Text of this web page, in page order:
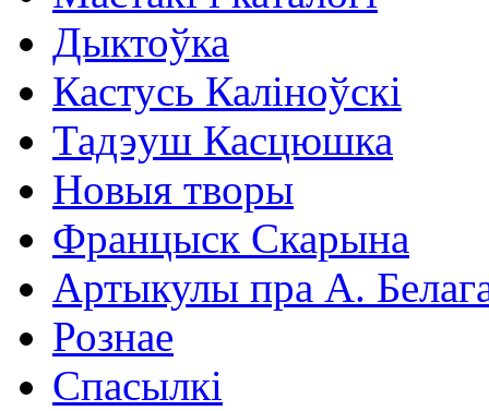
Дыктоўка
Кастусь Каліноўскі
Тадэуш Касцюшка
Новыя творы
Францыск Скарына
Артыкулы пра А.
Рознае
Спасылкі